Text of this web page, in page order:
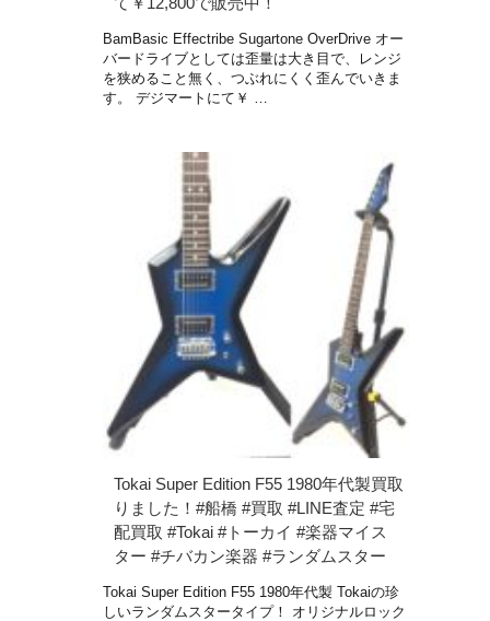
BamBasic Effectribe Sugartone OverDrive オー
バードライブとしては歪量は大き目で、レンジ
を狭めること無く、つぶれにくく歪んでいきま
す。 デジマートにて￥ …
Tokai Super Edition F55 1980年代製買取
りました！#船橋 #買取 #LINE査定 #宅
配買取 #Tokai #トーカイ #楽器マイス
ター #チバカン楽器 #ランダムスター
Tokai Super Edition F55 1980年代製 Tokaiの珍
しいランダムスタータイプ！ オリジナルロック